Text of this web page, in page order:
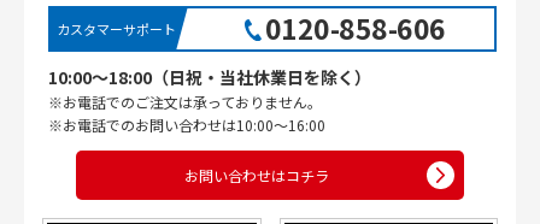
カスタマーサポート 0120-858-606
10:00〜18:00（日祝・当社休業日を除く）
※お電話でのご注文は承っておりません。
※お電話でのお問い合わせは10:00〜16:00
お問い合わせはコチラ